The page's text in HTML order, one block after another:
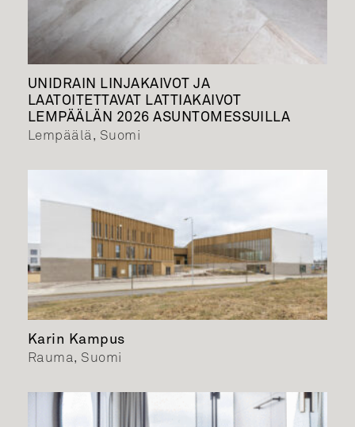
UNIDRAIN LINJAKAIVOT JA
LAATOITETTAVAT LATTIAKAIVOT
LEMPÄÄLÄN 2026 ASUNTOMESSUILLA
Lempäälä, Suomi
Karin Kampus
Rauma, Suomi